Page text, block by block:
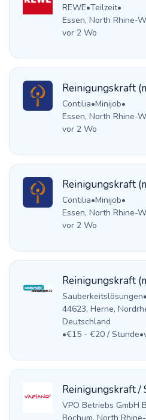
REWE•Teilzeit•
Essen, North Rhine-
vor 2 Wo
Reinigungskraft
Contilia•Minijob•
Essen, North Rhine-
vor 2 Wo
Reinigungskraft
Contilia•Minijob•
Essen, North Rhine-
vor 2 Wo
Reinigungskraft
Sauberkeitslösungen•
44623, Herne,
Deutschland
•€15 - €20 / Stunde•
Reinigungskraft /
VPO Betriebs GmbH